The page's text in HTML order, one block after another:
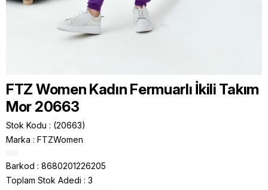
FTZ Women Kadın Fermuarlı İkili Takım
Mor 20663
Stok Kodu
(20663)
Marka : FTZWomen
Barkod : 8680201226205
Toplam Stok Adedi : 3